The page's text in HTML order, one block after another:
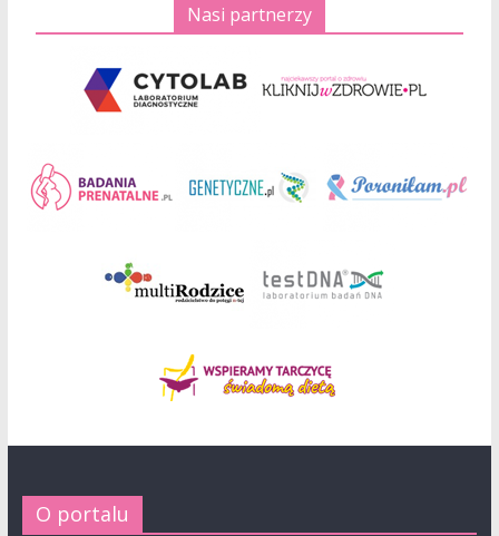
Nasi partnerzy
O portalu